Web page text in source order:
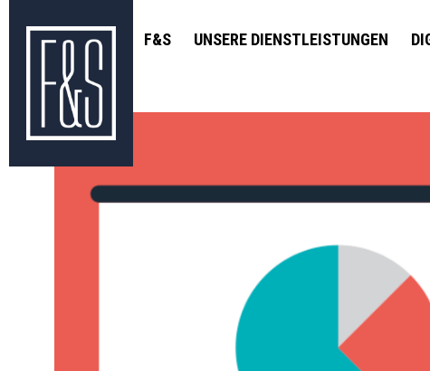
F&S UNSERE DIENSTLEISTUNGEN